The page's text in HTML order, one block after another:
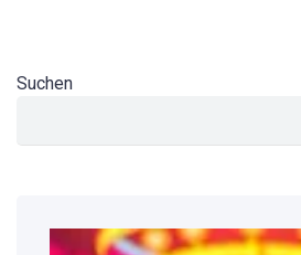
Suchen